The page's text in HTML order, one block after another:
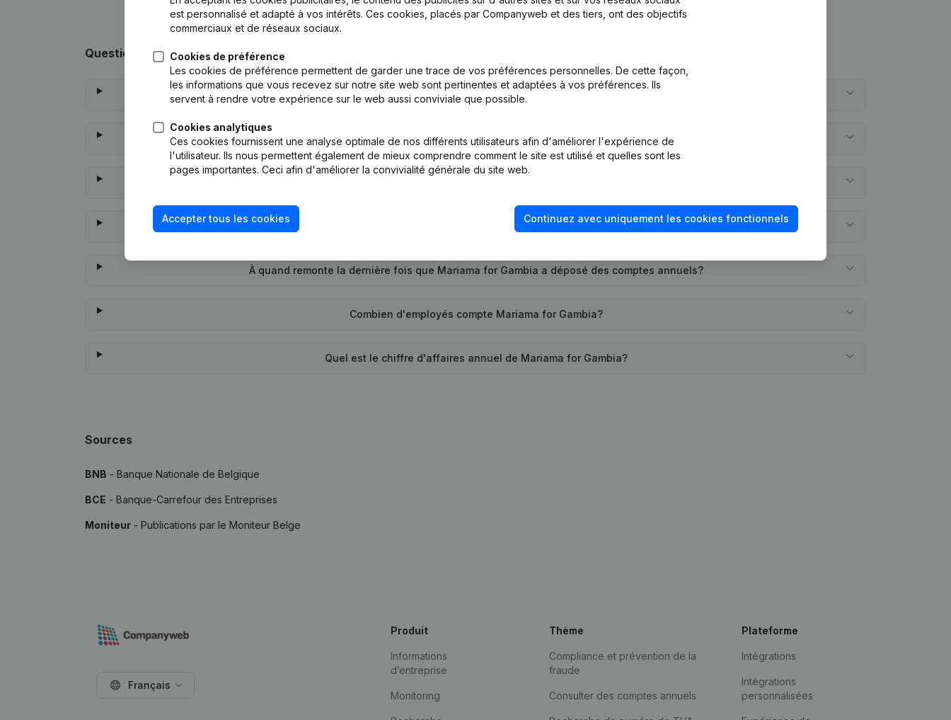
Questions fréquemment posées
Quel est le numéro de TVA de Mariama for Gambia?
Quel est l'identifiant PEPPOL de Mariama for Gambia?
Quelle est l'adresse de Mariama for Gambia?
À quand remonte la dernière fois que Mariama for Gambia a déposé des comptes annuels?
Combien d'employés compte Mariama for Gambia?
Quel est le chiffre d'affaires annuel de Mariama for Gambia?
Sources
BNB - Banque Nationale de Belgique
BCE - Banque-Carrefour des Entreprises
Moniteur - Publications par le Moniteur Belge
est personnalisé et adapté à vos intérêts. Ces cookies, placés par Companyweb et des tiers, ont des objectifs
commerciaux et de réseaux sociaux.
Cookies de préférence
Les cookies de préférence permettent de garder une trace de vos préférences personnelles. De cette façon,
les informations que vous recevez sur notre site web sont pertinentes et adaptées à vos préférences. Ils
servent à rendre votre expérience sur le web aussi conviviale que possible.
Cookies analytiques
Ces cookies fournissent une analyse optimale de nos différents utilisateurs afin d'améliorer l'expérience de
l'utilisateur. Ils nous permettent également de mieux comprendre comment le site est utilisé et quelles sont les
pages importantes. Ceci afin d'améliorer la convivialité générale du site web.
Accepter tous les cookies Continuez avec uniquement les cookies fonctionnels
Français
Produit
Informations
d’entreprise
Monitoring
Thème
Compliance et prévention de la
fraude
Consulter des comptes annuels
Plateforme
Intégrations
Intégrations
personnalisées